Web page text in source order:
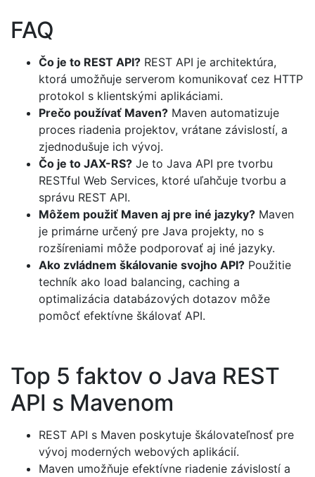
FAQ
Čo je to REST API? REST API je architektúra,
ktorá umožňuje serverom komunikovať cez HTTP
protokol s klientskými aplikáciami.
Prečo používať Maven? Maven automatizuje
proces riadenia projektov, vrátane závislostí, a
zjednodušuje ich vývoj.
Čo je to JAX-RS? Je to Java API pre tvorbu
RESTful Web Services, ktoré uľahčuje tvorbu a
správu REST API.
Môžem použiť Maven aj pre iné jazyky? Maven
je primárne určený pre Java projekty, no s
rozšíreniami môže podporovať aj iné jazyky.
Ako zvládnem škálovanie svojho API? Použitie
techník ako load balancing, caching a
optimalizácia databázových dotazov môže
pomôcť efektívne škálovať API.
Top 5 faktov o Java REST
API s Mavenom
REST API s Maven poskytuje škálovateľnosť pre
vývoj moderných webových aplikácií.
Maven umožňuje efektívne riadenie závislostí a